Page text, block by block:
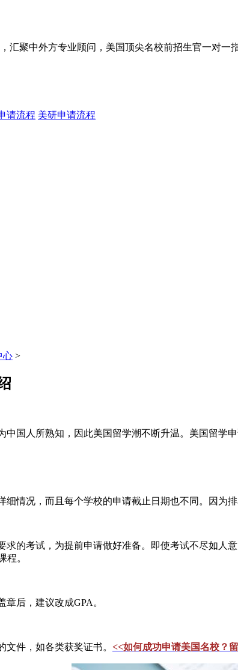
汇聚中外方专业顾问，美国顶尖名校前招生官一对一
请流程 美研申请流程
心 >
中国人所熟知，因此美国留学潮不断升温。美国留学
细情况，而且每个学校的申请截止日期也不同。因为
求的考试，为提前申请做好准备。即使考试不尽如
程。
后，建议改成GPA。
件，如各类获奖证书。 <<如何成功申请美国名校？